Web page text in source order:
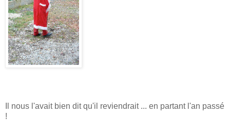
Il nous l'avait bien dit qu'il reviendrait ... en partant l'an passé
!